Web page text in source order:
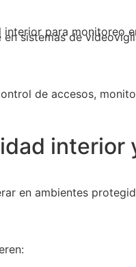
interior para monitoreo
sistemas de
de accesos,
interior
en ambientes